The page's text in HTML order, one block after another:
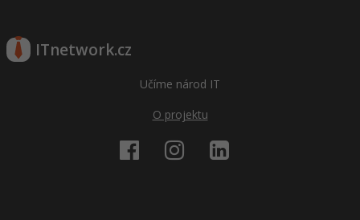
ITnetwork.cz
Učíme národ IT
O projektu